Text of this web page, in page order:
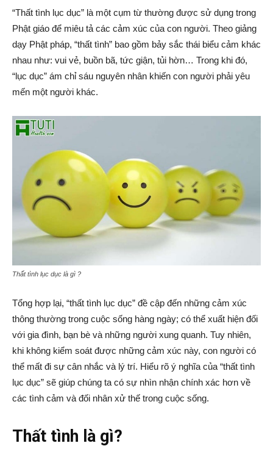
“Thất tình lục dục” là một cụm từ thường được sử dụng trong
Phật giáo để miêu tả các cảm xúc của con người. Theo giảng
dạy Phật pháp, “thất tình” bao gồm bảy sắc thái biểu cảm khác
nhau như: vui vẻ, buồn bã, tức giận, tủi hờn… Trong khi đó,
“lục dục” ám chỉ sáu nguyên nhân khiến con người phải yêu
mến một người khác.
Thất tình lục dục là gì ?
Tổng hợp lại, “thất tình lục dục” đề cập đến những cảm xúc
thông thường trong cuộc sống hàng ngày; có thể xuất hiện đối
với gia đình, bạn bè và những người xung quanh. Tuy nhiên,
khi không kiểm soát được những cảm xúc này, con người có
thể mất đi sự cân nhắc và lý trí. Hiểu rõ ý nghĩa của “thất tình
lục dục” sẽ giúp chúng ta có sự nhìn nhận chính xác hơn về
các tình cảm và đối nhân xử thế trong cuộc sống.
Thất tình là gì?